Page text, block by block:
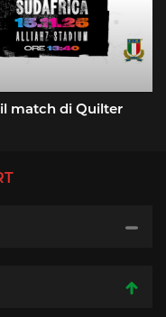
match di Quilter